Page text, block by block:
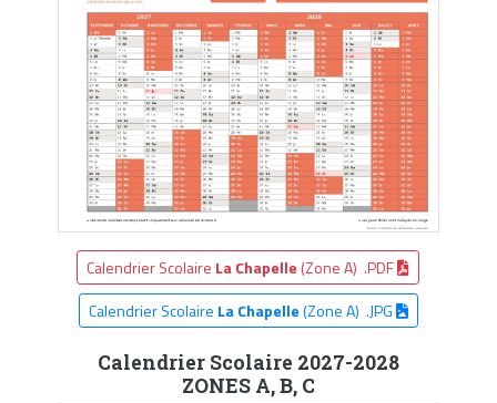
Calendrier Scolaire La Chapelle (Zone A) .PDF
Calendrier Scolaire La Chapelle(Zone A) .JPG
Calendrier Scolaire 2027-2028
ZONES A, B, C